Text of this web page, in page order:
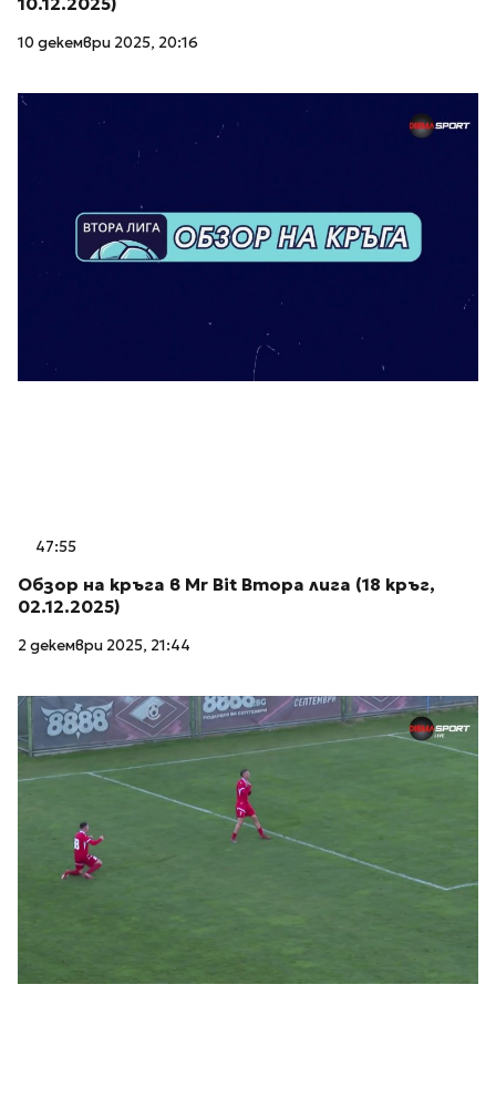
10 декември 2025, 20:16
47:55
Обзор на кръга в Mr Bit Втора лига (18 кръг,
02.12.2025)
2 декември 2025, 21:44